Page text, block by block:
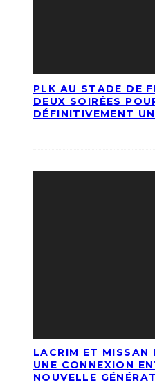
PLK AU STADE DE
DEUX SOIRÉES
DÉFINITIVEMENT
LACRIM ET MISSAN
UNE CONNEXION
NOUVELLE